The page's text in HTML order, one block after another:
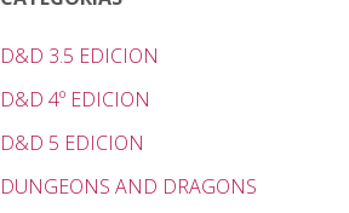
D&D 3.5 EDICION
D&D 4º EDICION
D&D 5 EDICION
DUNGEONS AND DRAGONS